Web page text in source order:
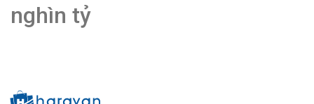
nghìn tỷ